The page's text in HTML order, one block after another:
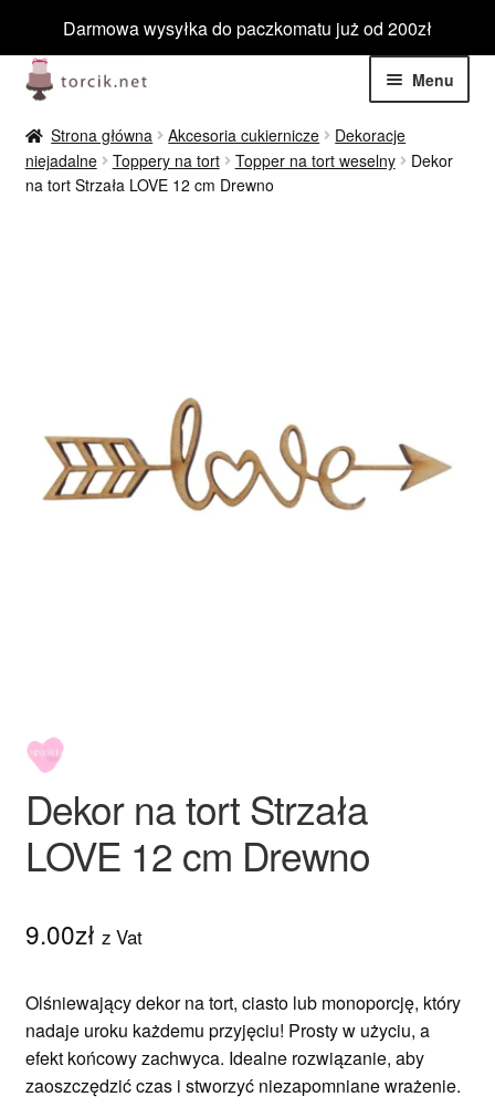
Darmowa wysyłka do paczkomatu już od 200zł
Przejdź
do
nawigacji
Przejdź
do
treści
Menu
Jadalne
menu
Niejadalne
Nowości
Strona główna Akcesoria cukiernicze
Dekoracje
niejadalne
Toppery na tort Topper na tort weselny
Dekor
na tort Strzała LOVE 12 cm Drewno
Dekor na tort Strzała
LOVE 12 cm Drewno
9.00zł z Vat
Olśniewający dekor na tort, ciasto lub monoporcję, który
nadaje uroku każdemu przyjęciu! Prosty w użyciu, a
efekt końcowy zachwyca. Idealne rozwiązanie, aby
zaoszczędzić czas i stworzyć niezapomniane wrażenie.